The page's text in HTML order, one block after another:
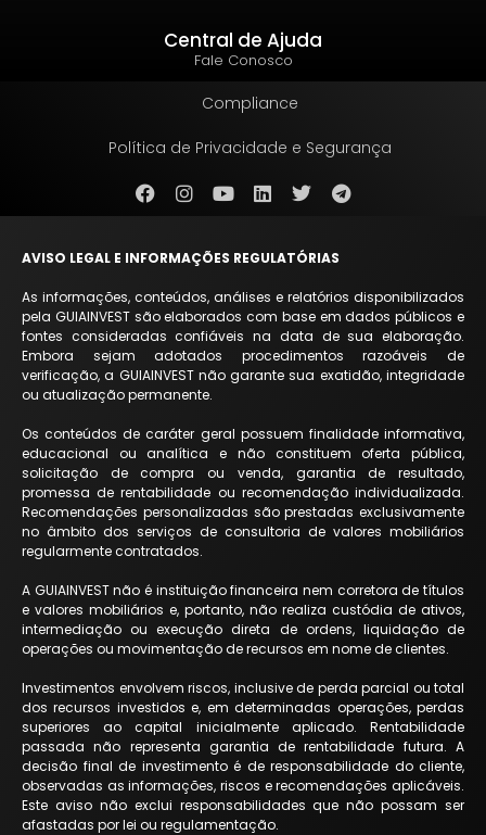
Central de Ajuda
Fale Conosco
Compliance
Política de Privacidade e Segurança
AVISO LEGAL E INFORMAÇÕES REGULATÓRIAS
As informações, conteúdos, análises e relatórios disponibilizados
pela GUIAINVEST são elaborados com base em dados públicos e
fontes consideradas confiáveis na data de sua elaboração.
Embora sejam adotados procedimentos razoáveis de
verificação, a GUIAINVEST não garante sua exatidão, integridade
ou atualização permanente.
Os conteúdos de caráter geral possuem finalidade informativa,
educacional ou analítica e não constituem oferta pública,
solicitação de compra ou venda, garantia de resultado,
promessa de rentabilidade ou recomendação individualizada.
Recomendações personalizadas são prestadas exclusivamente
no âmbito dos serviços de consultoria de valores mobiliários
regularmente contratados.
A GUIAINVEST não é instituição financeira nem corretora de títulos
e valores mobiliários e, portanto, não realiza custódia de ativos,
intermediação ou execução direta de ordens, liquidação de
operações ou movimentação de recursos em nome de clientes.
Investimentos envolvem riscos, inclusive de perda parcial ou total
dos recursos investidos e, em determinadas operações, perdas
superiores ao capital inicialmente aplicado. Rentabilidade
passada não representa garantia de rentabilidade futura. A
decisão final de investimento é de responsabilidade do cliente,
observadas as informações, riscos e recomendações aplicáveis.
Este aviso não exclui responsabilidades que não possam ser
afastadas por lei ou regulamentação.